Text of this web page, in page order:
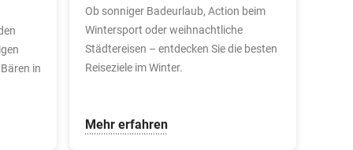
in
Ob sonniger Badeurlaub, Action beim
Wintersport oder weihnachtliche
Städtereisen – entdecken Sie die besten
Reiseziele im Winter.
Mehr erfahren